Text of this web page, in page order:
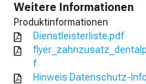
Weitere Informationen
Produktinformationen
Dienstleisterliste.pdf
f
Hinweis Datenschutz-